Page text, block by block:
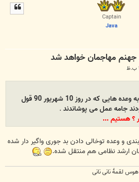
Captain
Java
ای کاش ایشان در ابتدا به وعده هایی که در روز 10 شهریور 90 قول
جامه عمل می پوشاندند .
؟ هستیم ...
و وعده توخالی دادن بد جوری واگیر دار شده
ارشد نظامی هم منتقل شده.
لقمهٔ نانی نانی